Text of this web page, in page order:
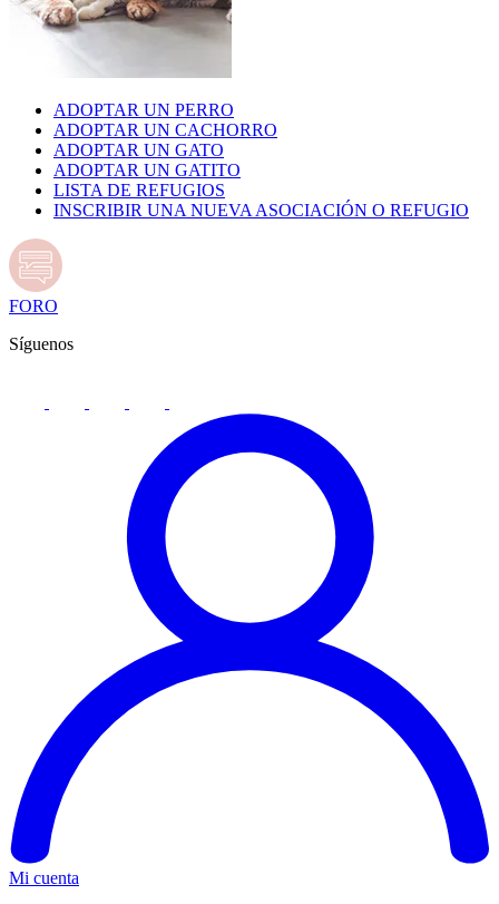
ADOPTAR UN PERRO
ADOPTAR UN CACHORRO
ADOPTAR UN GATO
ADOPTAR UN GATITO
LISTA DE REFUGIOS
INSCRIBIR UNA NUEVA ASOCIACIÓN O REFUGIO
FORO
Síguenos
Mi cuenta